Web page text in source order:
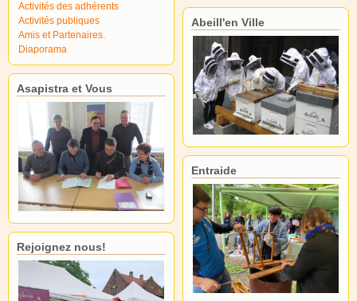
Activités des adhérents
Activités publiques
Amis et Partenaires.
Diaporama
Asapistra et Vous
Rejoignez nous!
Abeill'en Ville
Entraide